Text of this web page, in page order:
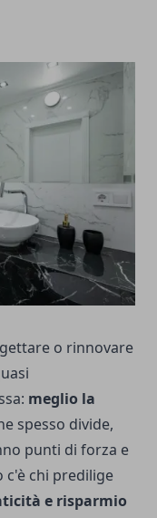
o rinnovare
meglio la
spesso divide,
punti di forza e
c'è chi predilige
e risparmio